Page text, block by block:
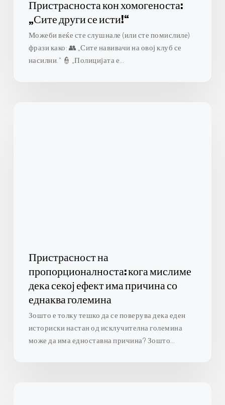
Пристрасноста кон хомогеноста:
„Сите други се исти!“
Можеби веќе сте слушнале (или сте помислиле)
фрази како: 👥 „Сите навивачи на овој клуб се
насилни.“ 👮 „Полицијата е…
еднаква
големина
Пристрасност на
пропорционалноста: кога мислиме
дека секој ефект има причина со
еднаква големина
Зошто е толку тешко да се поверува дека еден
историски настан од исклучителна големина
може да има едноставна причина? Зошто…